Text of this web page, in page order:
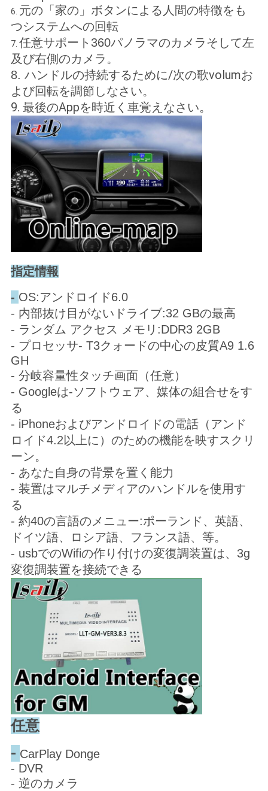
6. 元の「家の」ボタンによる人間の特徴をも
つシステムへの回転
7. 任意サポート360パノラマのカメラそして左
及び右側のカメラ。
8. ハンドルの持続するために/次の歌volumお
よび回転を調節しなさい。
9. 最後のAppを時近く車覚えなさい。
指定情報
- OS:アンドロイド6.0
- 内部抜け目がないドライブ:32 GBの最高
- ランダム アクセス メモリ:DDR3 2GB
- プロセッサ- T3クォードの中心の皮質A9 1.6
GH
- 分岐容量性タッチ画面（任意）
- Googleは-ソフトウェア、媒体の組合せをす
る
- iPhoneおよびアンドロイドの電話（アンド
ロイド4.2以上に）のための機能を映すスクリ
ーン。
- あなた自身の背景を置く能力
- 装置はマルチメディアのハンドルを使用す
る
- 約40の言語のメニュー:ポーランド、英語、
ドイツ語、ロシア語、フランス語、等。
- usbでのWifiの作り付けの変復調装置は、3g
変復調装置を接続できる
任意
- CarPlay Donge
- DVR
- 逆のカメラ